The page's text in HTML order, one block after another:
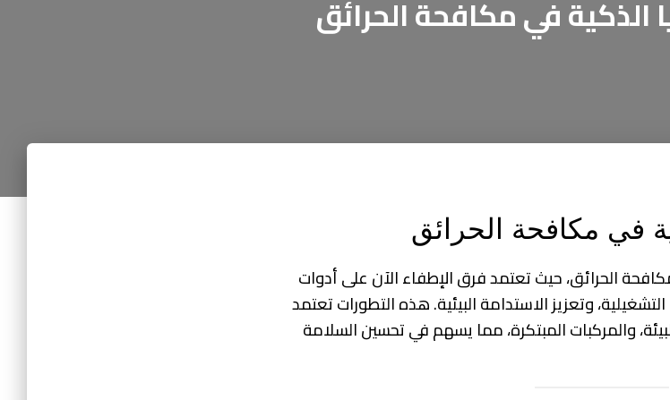
الذكية في مكافحة الحرائق
في مكافحة الحرائق
الحرائق، حيث تعتمد فرق الإطفاء الآن على أدوات
وتعزيز الاستدامة البيئية. هذه التطورات تعتمد
والمركبات المبتكرة، مما يسهم في تحسين السلامة